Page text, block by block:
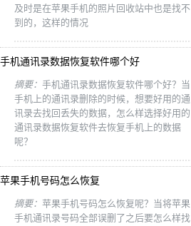
及时是在苹果手机的照片回收站中也是找不
到的，这样的情况
手机通讯录数据恢复软件哪个好
摘要： 手机通讯录数据恢复软件哪个好？当
手机上的通讯录删除的时候，想要好用的通
讯录去找回丢失的数据，怎么样选择好用的
通讯录数据恢复软件去恢复手机上的数据
呢？
苹果手机号码怎么恢复
摘要： 苹果手机号码怎么恢复呢？当将苹果
手机通讯录号码全部误删了之后要怎么样找